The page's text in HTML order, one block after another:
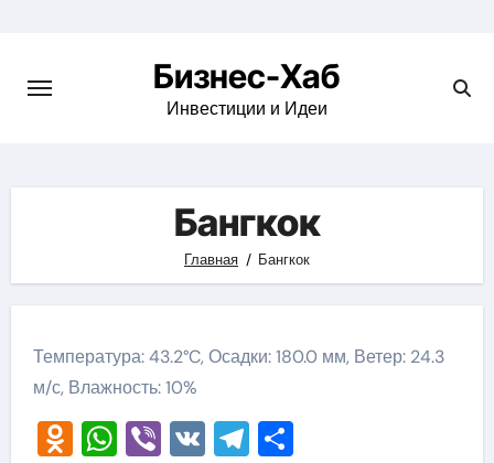
content
Бизнес-Хаб
Инвестиции и Идеи
Бангкок
Главная Бангкок
Температура: 43.2°C, Осадки: 180.0 мм, Ветер: 24.3
м/с, Влажность: 10%
Odnoklassniki
WhatsApp
Viber
VKTelegram
Отправить